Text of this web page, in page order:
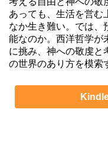
あっても、生活を営む
なか生き難い。では、
能なのか。西洋哲学
に挑み、神への敬虔と
の世界のあり方を模索